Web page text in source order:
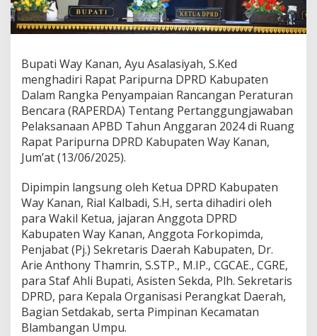
a
h
H
d
i
r
i
R
a
p
a
a
r
p
u
r
n
I
s
t
Bupati Way Kanan, Ayu Asalasiyah, S.Ked
menghadiri Rapat Paripurna DPRD Kabupaten
Dalam Rangka Penyampaian Rancangan Peraturan
Bencara (RAPERDA) Tentang Pertanggungjawaban
Pelaksanaan APBD Tahun Anggaran 2024 di Ruang
Rapat Paripurna DPRD Kabupaten Way Kanan,
Jum’at (13/06/2025).
Dipimpin langsung oleh Ketua DPRD Kabupaten
Way Kanan, Rial Kalbadi, S.H, serta dihadiri oleh
para Wakil Ketua, jajaran Anggota DPRD
Kabupaten Way Kanan, Anggota Forkopimda,
Penjabat (Pj.) Sekretaris Daerah Kabupaten, Dr.
Arie Anthony Thamrin, S.STP., M.IP., CGCAE., CGRE,
para Staf Ahli Bupati, Asisten Sekda, Plh. Sekretaris
DPRD, para Kepala Organisasi Perangkat Daerah,
Bagian Setdakab, serta Pimpinan Kecamatan
Blambangan Umpu.